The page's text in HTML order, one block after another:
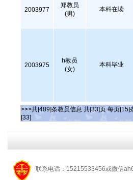
2003977
郑教员
(男)
本科在读
2003975
h教员
(女)
本科毕业
>>>共[489]条教员信息 共[33]页 每页[15]
[33]
联系电话：15215533456或微信